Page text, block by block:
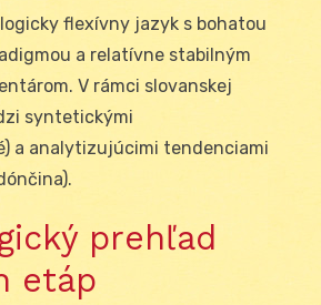
flexívny jazyk s bohatou
a relatívne stabilným
V rámci slovanskej
syntetickými
a analytizujúcimi tendenciami
prehľad
etáp